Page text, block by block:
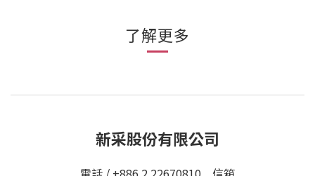
了解更多
新采股份有限公司